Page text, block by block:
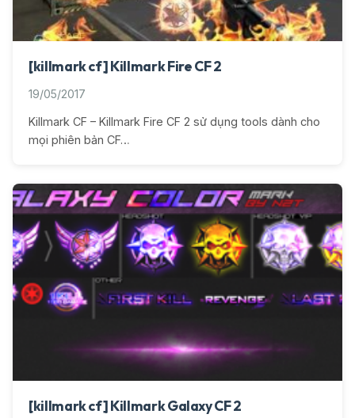
[killmark cf] Killmark Fire CF 2
19/05/2017
Killmark CF – Killmark Fire CF 2 sử dụng tools dành cho
mọi phiên bản CF…
[killmark cf] Killmark Galaxy CF 2